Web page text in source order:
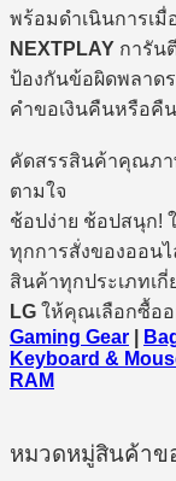
พร้อมดำเนินการเมื่
NEXTPLAY การัน
ป้องกันข้อผิดพลาด
คำขอเงินคืนหรือคื
คัดสรรสินค้าคุณภ
ตามใจ
ช้อปง่าย ช้อปสนุก!
ทุกการสั่งของออนไ
สินค้าทุกประเภทเ
LG ให้คุณเลือกซื้ออ
Gaming Gear
Keyboard &
RAM
หมวดหมู่สินค้าข